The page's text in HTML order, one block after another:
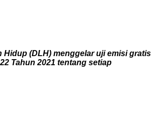
Hidup (DLH) menggelar uji emisi gratis
Tahun 2021 tentang setiap